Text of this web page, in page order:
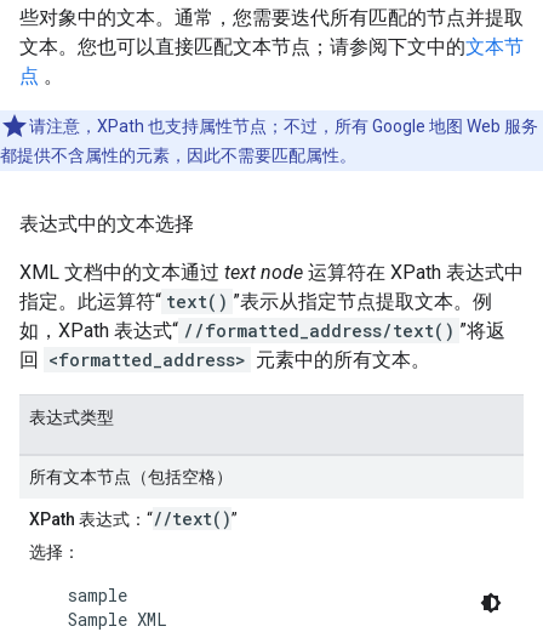
些对象中的文本。通常，您需要迭代所有匹配的节点并提取
文本。您也可以直接匹配文本节点；请参阅下文中的文本节
点 。
请注意，XPath 也支持属性节点；不过，所有 Google 地图 Web 服务
都提供不含属性的元素，因此不需要匹配属性。
表达式中的文本选择
XML 文档中的文本通过 text node 运算符在 XPath 表达式中
指定。此运算符“ text() ”表示从指定节点提取文本。例
如，XPath 表达式“ //formatted_address/text() ”将返
回 <formatted_address> 元素中的所有文本。
表达式类型
所有文本节点（包括空格）
XPath 表达式 ：“//text()”
选择 ：
    sample
    Sample XML